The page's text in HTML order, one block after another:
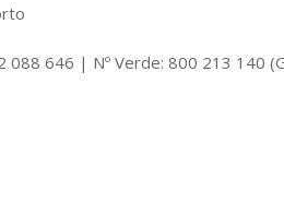
088 646 | Nº Verde: 800 213 140